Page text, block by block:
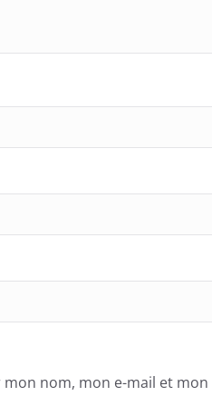
mon nom, mon e-mail et